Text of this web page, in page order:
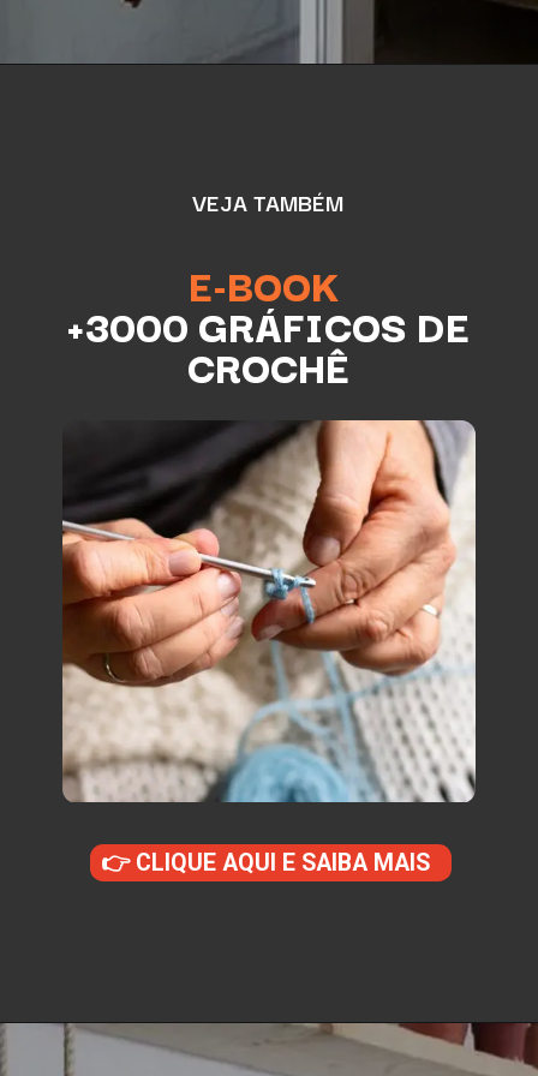
E-BOOK
+3000 GRÁFICOS DE
CROCHÊ
VEJA TAMBÉM
👉 CLIQUE AQUI E SAIBA MAIS